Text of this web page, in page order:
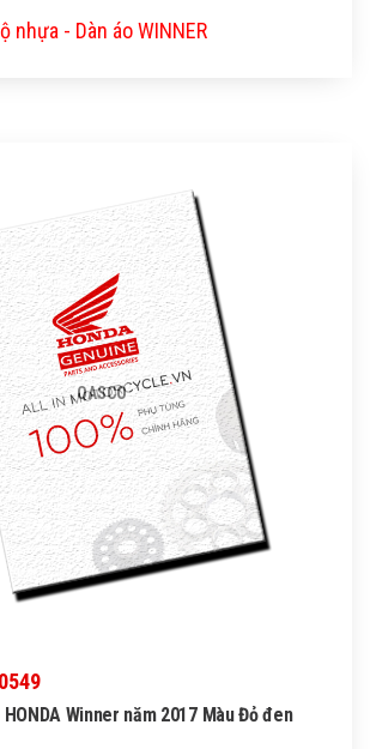
nhựa - Dàn áo WINNER
QASCO
Winner năm 2017 Màu Đỏ đen